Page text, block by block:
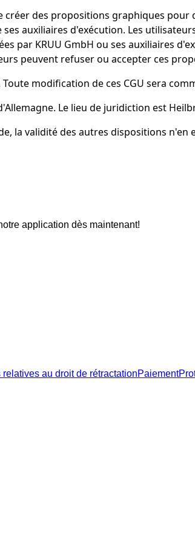
créer des propositions graphiques
auxiliaires d'exécution. Les
par KRUU GmbH ou ses auxiliaires
peuvent refuser ou accepter ces
modification de ces CGU sera
Le lieu de juridiction est
la validité des autres dispositions
application dès maintenant!
relatives au droit de rétractationPaiement